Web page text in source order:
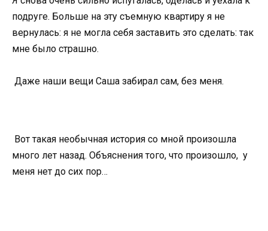
подруге. Больше на эту съемную квартиру я не
вернулась: я не могла себя заставить это сделать: так
мне было страшно.
Даже наши вещи Саша забирал сам, без меня.
Вот такая необычная история со мной произошла
много лет назад. Объяснения того, что произошло, у
меня нет до сих пор…